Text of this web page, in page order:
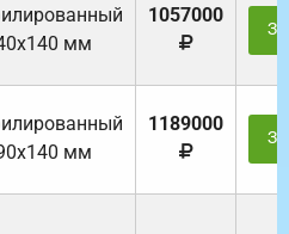
мм
1057000
мм
1189000